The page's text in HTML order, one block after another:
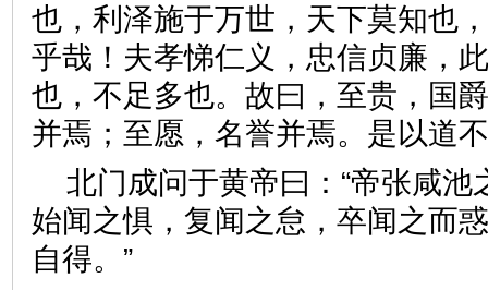
也，利泽施于万世，天下莫知也
乎哉！夫孝悌仁义，忠信贞廉，
也，不足多也。故曰，至贵，国
并焉；至愿，名誉并焉。是以
北门成问于黄帝曰：“帝张咸池
始闻之惧，复闻之怠，卒闻之而
自得。”